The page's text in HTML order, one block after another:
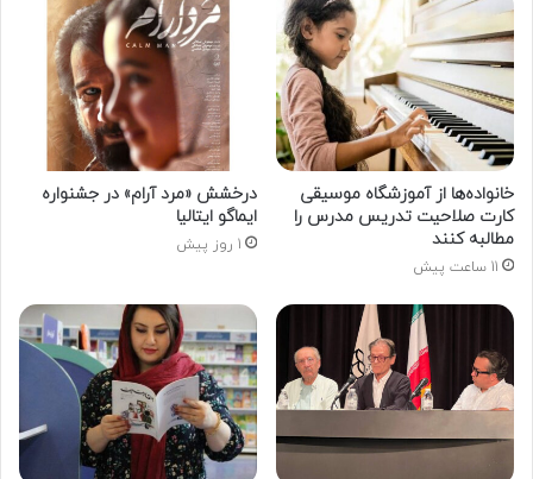
خانواده‌ها از آموزشگاه موسیقی
کارت صلاحیت تدریس مدرس را
مطالبه کنند
11 ساعت پیش
درخشش «مرد آرام» در جشنواره
ایماگو ایتالیا
1 روز پیش